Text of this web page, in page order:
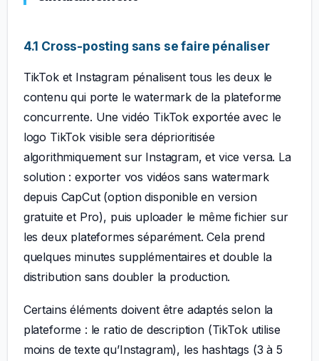
4.1 Cross-posting sans se faire pénaliser
TikTok et Instagram pénalisent tous les deux le
contenu qui porte le watermark de la plateforme
concurrente. Une vidéo TikTok exportée avec le
logo TikTok visible sera déprioritisée
algorithmiquement sur Instagram, et vice versa. La
solution : exporter vos vidéos sans watermark
depuis CapCut (option disponible en version
gratuite et Pro), puis uploader le même fichier sur
les deux plateformes séparément. Cela prend
quelques minutes supplémentaires et double la
distribution sans doubler la production.
Certains éléments doivent être adaptés selon la
plateforme : le ratio de description (TikTok utilise
moins de texte qu’Instagram), les hashtags (3 à 5